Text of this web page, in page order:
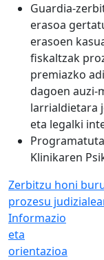
Guardia-
erasoa
erasoen
fiskaltzak
premiazko
dagoen auzi-
larrialdietara
eta legalki
Klinikaren
Zerbitzu honi
prozesu
Informazio
eta
orientazioa